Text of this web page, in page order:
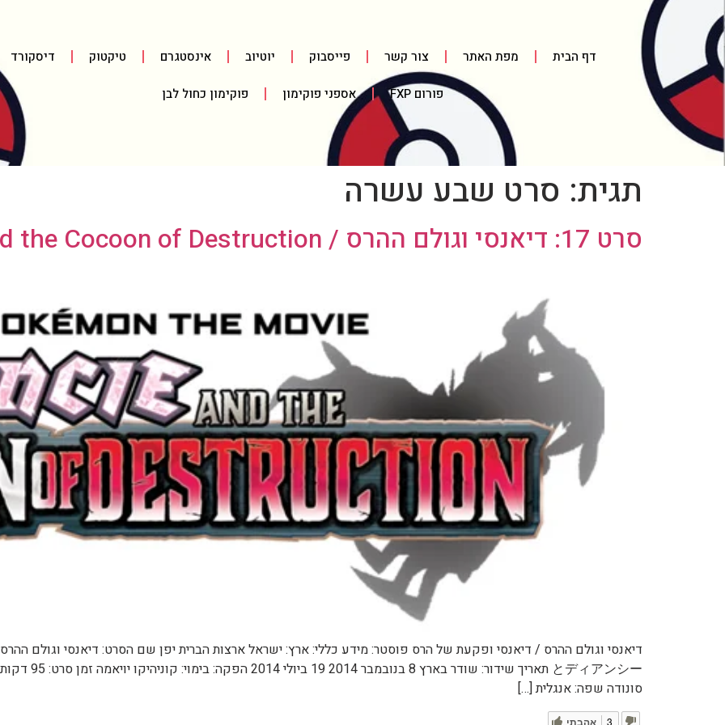
דף הבית מפת האתר צור קשר פייסבוק יוטיוב אינסטגרם טיקטוק דיסקורד
פורום FXP אספני פוקימון פוקימון כחול לבן
תגית: סרט שבע עשרה
סרט 17: דיאנסי וגולם ההרס / Diancie and the Cocoon of Destruction
סונודה שפה: אנגלית […]
אהבתי 3